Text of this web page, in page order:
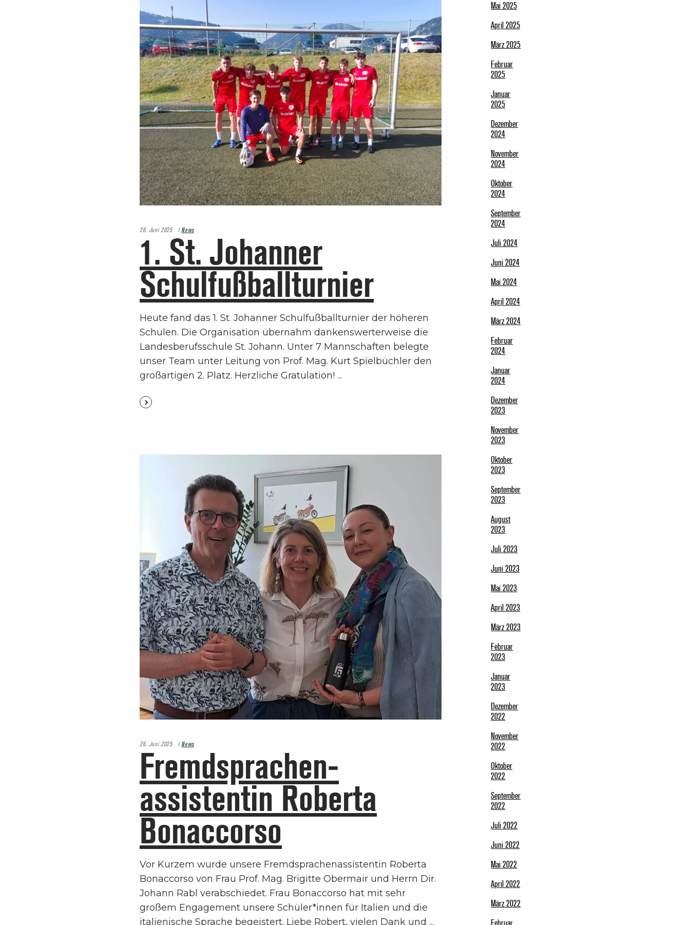
26. Juni 2025 News
1. St. Johanner
Schulfuß­ballturnier
Heute fand das 1. St. Johanner Schulfußballturnier der höheren
Schulen. Die Organisation übernahm dankenswerterweise die
Landesberufsschule St. Johann. Unter 7 Mannschaften belegte
unser Team unter Leitung von Prof. Mag. Kurt Spielbüchler den
großartigen 2. Platz. Herzliche Gratulation!
26. Juni 2025 News
Fremdsprachen­
assistentin Roberta
Bonaccorso
Vor Kurzem wurde unsere Fremdsprachenassistentin Roberta
Bonaccorso von Frau Prof. Mag. Brigitte Obermair und Herrn Dir.
Johann Rabl verabschiedet. Frau Bonaccorso hat mit sehr
großem Engagement unsere Schüler*innen für Italien und die
italienische Sprache begeistert. Liebe Robert, vielen Dank und
Mai 2025
April 2025
März 2025
Februar
2025
Januar
2025
Dezember
2024
November
2024
Oktober
2024
September
2024
Juli 2024
Juni 2024
Mai 2024
April 2024
März 2024
Februar
2024
Januar
2024
Dezember
2023
November
2023
Oktober
2023
September
2023
August
2023
Juli 2023
Juni 2023
Mai 2023
April 2023
März 2023
Februar
2023
Januar
2023
Dezember
2022
November
2022
Oktober
2022
September
2022
Juli 2022
Juni 2022
Mai 2022
April 2022
März 2022